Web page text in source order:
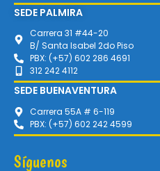
SEDE PALMIRA
Carrera 31 #44-20
B/ Santa Isabel 2do Piso
PBX: (+57) 602 286 4691
312 242 4112
SEDE BUENAVENTURA
Carrera 55A # 6-119
PBX: (+57) 602 242 4599
Síguenos